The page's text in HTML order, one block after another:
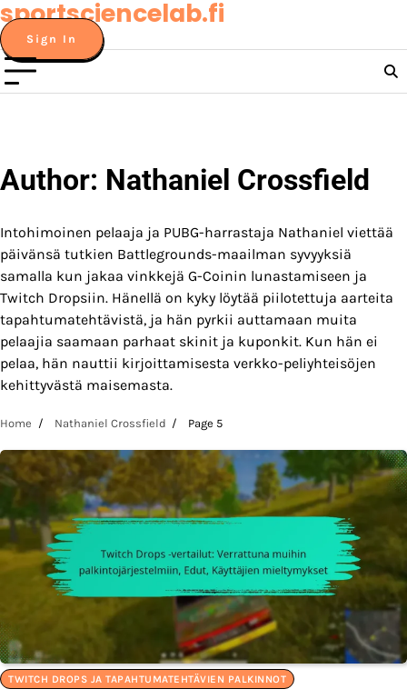
Skip
to
content
sportsciencelab.fi
Sign In
Author: Nathaniel Crossfield
Intohimoinen pelaaja ja PUBG-harrastaja Nathaniel viettää
päivänsä tutkien Battlegrounds-maailman syvyyksiä
samalla kun jakaa vinkkejä G-Coinin lunastamiseen ja
Twitch Dropsiin. Hänellä on kyky löytää piilotettuja aarteita
tapahtumatehtävistä, ja hän pyrkii auttamaan muita
pelaajia saamaan parhaat skinit ja kuponkit. Kun hän ei
pelaa, hän nauttii kirjoittamisesta verkko-peliyhteisöjen
kehittyvästä maisemasta.
Home Nathaniel Crossfield Page 5
TWITCH DROPS JA TAPAHTUMATEHTÄVIEN PALKINNOT